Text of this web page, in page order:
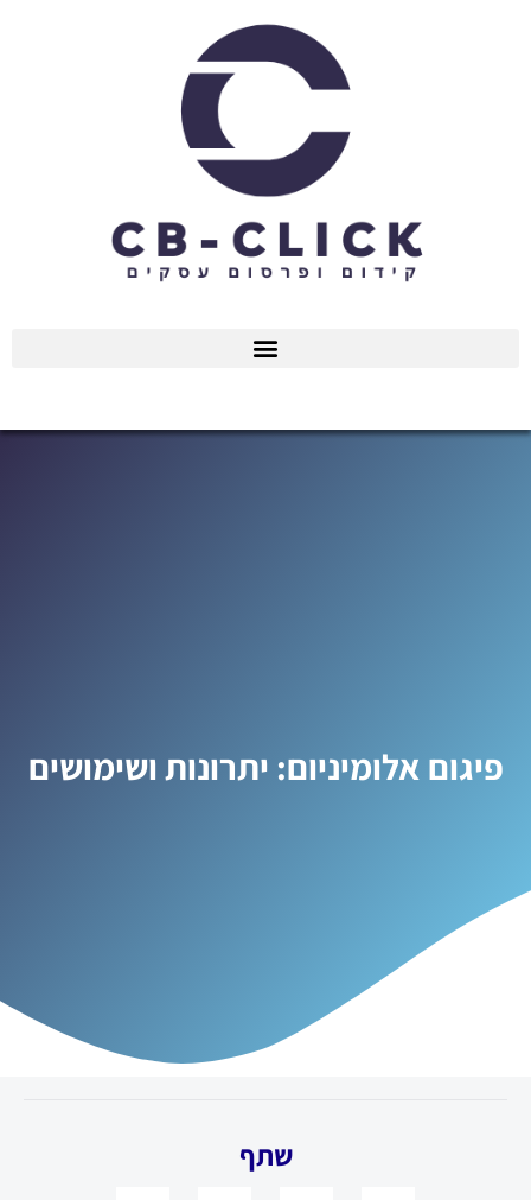
פיגום אלומיניום: יתרונות ושימושים
שתף